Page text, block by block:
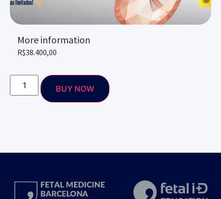
More information
R$38.400,00
BUY NOW